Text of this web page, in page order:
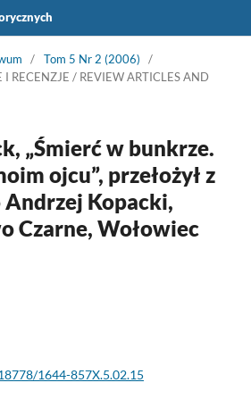
/ Tom 5 Nr 2 (2006)
/
I RECENZJE / REVIEW ARTICLES AND
„Śmierć w bunkrze.
ojcu”, przełożył z
Kopacki,
Czarne, Wołowiec
1644-857X.5.02.15